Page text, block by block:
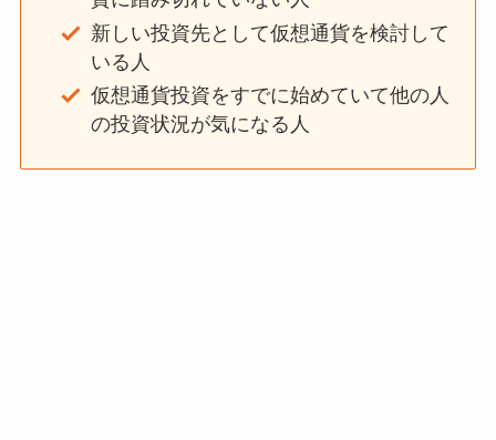
新しい投資先として仮想通貨を検討して
いる人
仮想通貨投資をすでに始めていて他の人
の投資状況が気になる人